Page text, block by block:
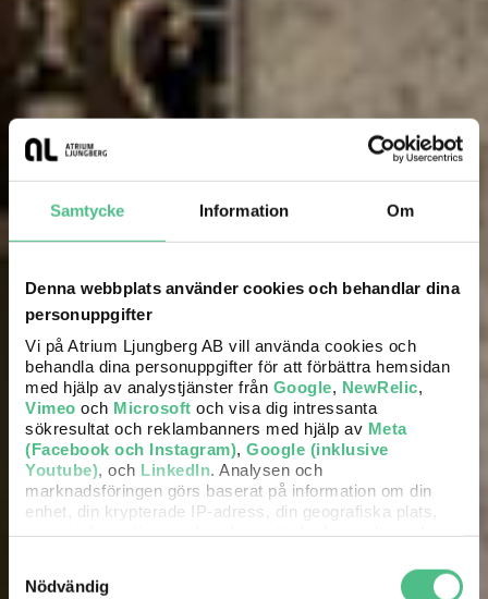
Samtycke Information Om
Denna webbplats använder cookies och behandlar dina
personuppgifter
Vi på Atrium Ljungberg AB vill använda cookies och
behandla dina personuppgifter för att förbättra hemsidan
med hjälp av analystjänster från Google, NewRelic,
Vimeo och Microsoft och visa dig intressanta
sökresultat och reklambanners med hjälp av Meta
(Facebook och Instagram), Google (inklusive
Youtube), och LinkedIn. Analysen och
marknadsföringen görs baserat på information om din
enhet, din krypterade IP-adress, din geografiska plats,
annan information om hur du använder hemsidan och
Det är helt frivilligt att lämna ditt samtycke nedan och du
Nödvändig